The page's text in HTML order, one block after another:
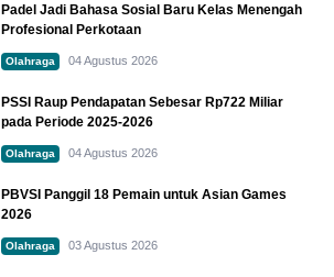
Padel Jadi Bahasa Sosial Baru Kelas Menengah
Profesional Perkotaan
Olahraga 04 Agustus 2026
PSSI Raup Pendapatan Sebesar Rp722 Miliar
pada Periode 2025-2026
Olahraga 04 Agustus 2026
PBVSI Panggil 18 Pemain untuk Asian Games
2026
Olahraga 03 Agustus 2026